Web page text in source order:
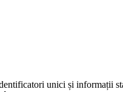
unici și informații